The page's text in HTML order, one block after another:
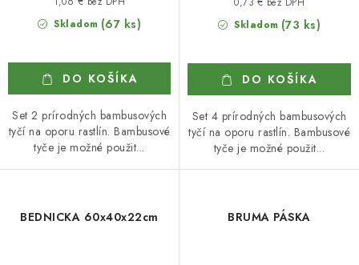
Skladom (67 ks)
DO KOŠÍKA
Set 2 prírodných bambusových
tyčí na oporu rastlín. Bambusové
tyče je možné použit...
Skladom (73 ks)
DO KOŠÍKA
Set 4 prírodných bambusových
tyčí na oporu rastlín. Bambusové
tyče je možné použit...
BEDNICKA 60x40x22cm BRUMA PÁSKA